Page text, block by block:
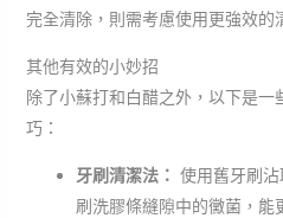
完全清除，則需考慮使用更強效的
其他有效的小妙招
除了小蘇打和白醋之外，以下是一
巧：
牙刷清潔法： 使用舊牙刷
刷洗膠條縫隙中的黴菌，能